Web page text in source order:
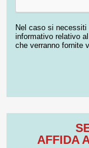
Nel caso si necessiti
informativo relativo
che verranno fornite
AFFIDA